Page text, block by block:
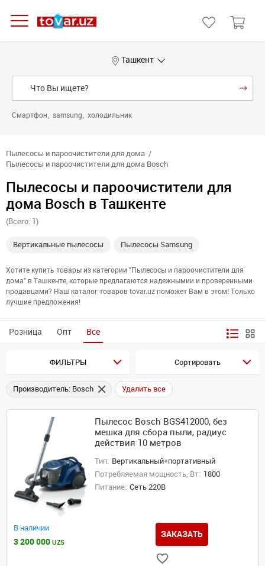
Ташкент
Смартфон samsung холодильник
Пылесосы и пароочистители для дома
Пылесосы и пароочистители для дома Bosch
Пылесосы и пароочистители для
дома Bosch в Ташкенте
(Всего: 1)
Вертикальные пылесосы Пылесосы Samsung
Хотите купить товары из категории "Пылесосы и пароочистители для
дома" в Ташкенте, которые предлагаются надежнымии и проверенными
продавцами? Наш каталог товаров tovar.uz поможет Вам в этом! Только
лучшие предложения!
Розница Опт Все
ФИЛЬТРЫ Сортировать
Производитель: Bosch Удалить все
Пылесос Bosch BGS412000, без
мешка для сбора пыли, радиус
действия 10 метров
Тип: Вертикальный+портативный
Потребляемая мощность, Вт: 1800
Питание: Сеть 220В
В наличии
3 200 000 UZS
ЗАКАЗАТЬ